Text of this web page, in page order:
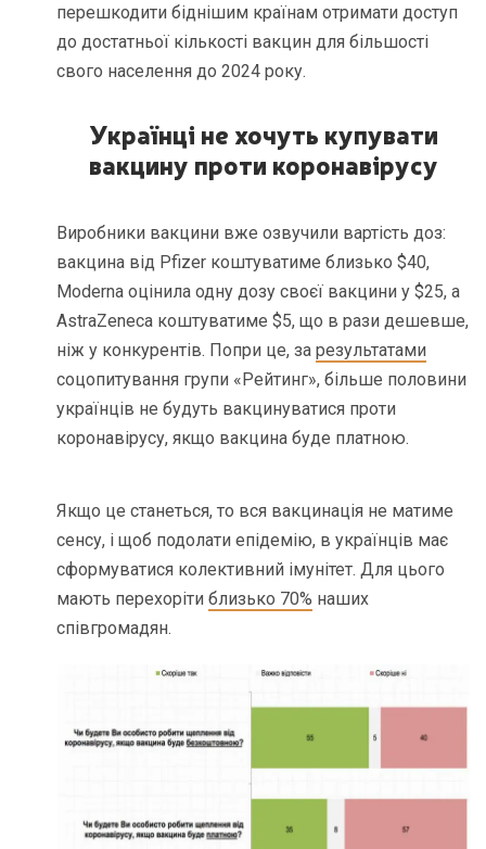
перешкодити біднішим країнам отримати доступ
до достатньої кількості вакцин для більшості
свого населення до 2024 року.
Українці не хочуть купувати
вакцину проти коронавірусу
Виробники вакцини вже озвучили вартість доз:
вакцина від Pfizer коштуватиме близько $40,
Moderna оцінила одну дозу своєї вакцини у $25, а
AstraZeneca коштуватиме $5, що в рази дешевше,
ніж у конкурентів. Попри це, зарезультатами
соцопитування групи «Рейтинг», більше половини
українців не будуть вакцинуватися проти
коронавірусу, якщо вакцина буде платною.
Якщо це станеться, то вся вакцинація не матиме
сенсу, і щоб подолати епідемію, в українців має
сформуватися колективний імунітет. Для цього
мають перехорітиблизько 70% наших
співгромадян.